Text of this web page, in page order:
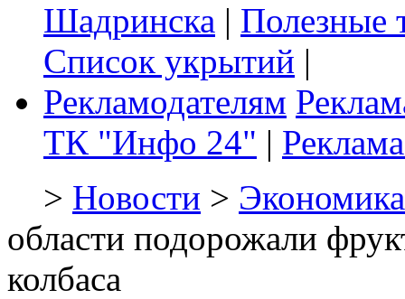
Шадринска | Полезные
Список укрытий |
Рекламодателям
ТК "Инфо 24" |
> Новости >
области подорожали
колбаса